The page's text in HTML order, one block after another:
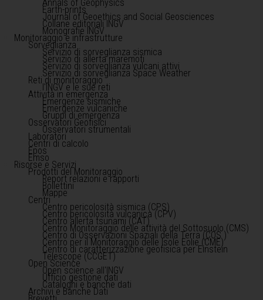
Annals of Geophysics
Earth-prints
Journal of Geoethics and Social Geosciences
Collane editoriali INGV
Monografie INGV
Monitoraggio e infrastrutture
Sorveglianza
Servizio di sorveglianza sismica
Servizio di allerta maremoti
Servizio di sorveglianza vulcani attivi
Servizio di sorveglianza Space Weather
Reti di monitoraggio
l'INGV e le sue reti
Attività in emergenza
Emergenze sismiche
Emergenze vulcaniche
Gruppi di emergenza
Osservatori Geofisici
Osservatori strumentali
Laboratori
Centri di calcolo
Epos
Emso
Risorse e Servizi
Prodotti del Monitoraggio
Report relazioni e rapporti
Bollettini
Mappe
Centri
Centro pericolosità sismica (CPS)
Centro pericolosità vulcanica (CPV)
Centro allerta tsunami (CAT)
Centro Monitoraggio delle attività del Sottosuolo (CMS)
Centro di Osservazioni Spaziali della Terra (COS )
Centro per il Monitoraggio delle Isole Eolie (CME)
Centro di caratterizzazione geofisica per Einstein
Telescope (CCGET)
Open Science
Open science all'INGV
Ufficio gestione dati
Cataloghi e banche dati
Archivi e Banche Dati